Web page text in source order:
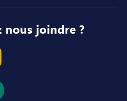
nous joindre ?
un nouvel onglet
dans un nouvel onglet
lien dans un nouvel
le lien dans un